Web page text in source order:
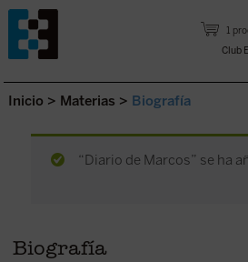
1
Club
Saltar al contenido.
Inicio > Materias > Biografía
“Diario de Marcos” se ha
Biografía